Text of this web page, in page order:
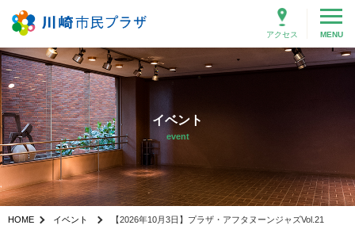
アクセス MENU
イベント
event
HOME
イベント
【2026年10月3日】プラザ・アフタヌーンジャズVol.21